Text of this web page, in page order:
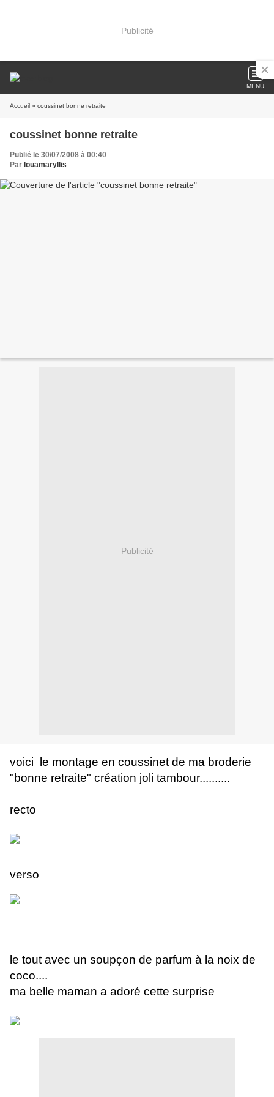
Publicité
MENU
Accueil » coussinet bonne retraite
coussinet bonne retraite
Publié le 30/07/2008 à 00:40
Par louamaryllis
Publicité
voici le montage en coussinet de ma broderie
"bonne retraite" création joli tambour..........
recto
verso
le tout avec un soupçon de parfum à la noix de
coco....
ma belle maman a adoré cette surprise